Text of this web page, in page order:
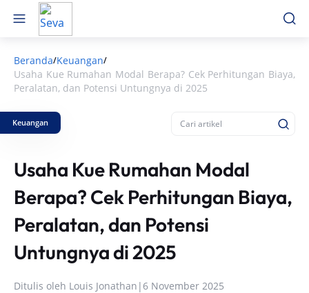
Beranda/Keuangan/
Usaha Kue Rumahan Modal Berapa? Cek Perhitungan Biaya,
Peralatan, dan Potensi Untungnya di 2025
Keuangan
Usaha Kue Rumahan Modal
Berapa? Cek Perhitungan Biaya,
Peralatan, dan Potensi
Untungnya di 2025
Ditulis oleh Louis Jonathan | 6 November 2025